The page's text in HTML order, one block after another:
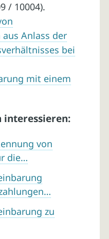
/ 10004).
Anlass der
bei
mit einem
interessieren:
von
die…
zu